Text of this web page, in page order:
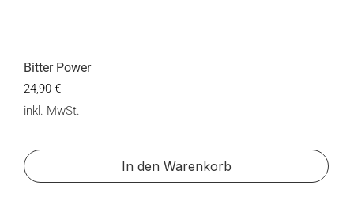
Bitter Power
Preis
24,90 €
inkl. MwSt.
In den Warenkorb